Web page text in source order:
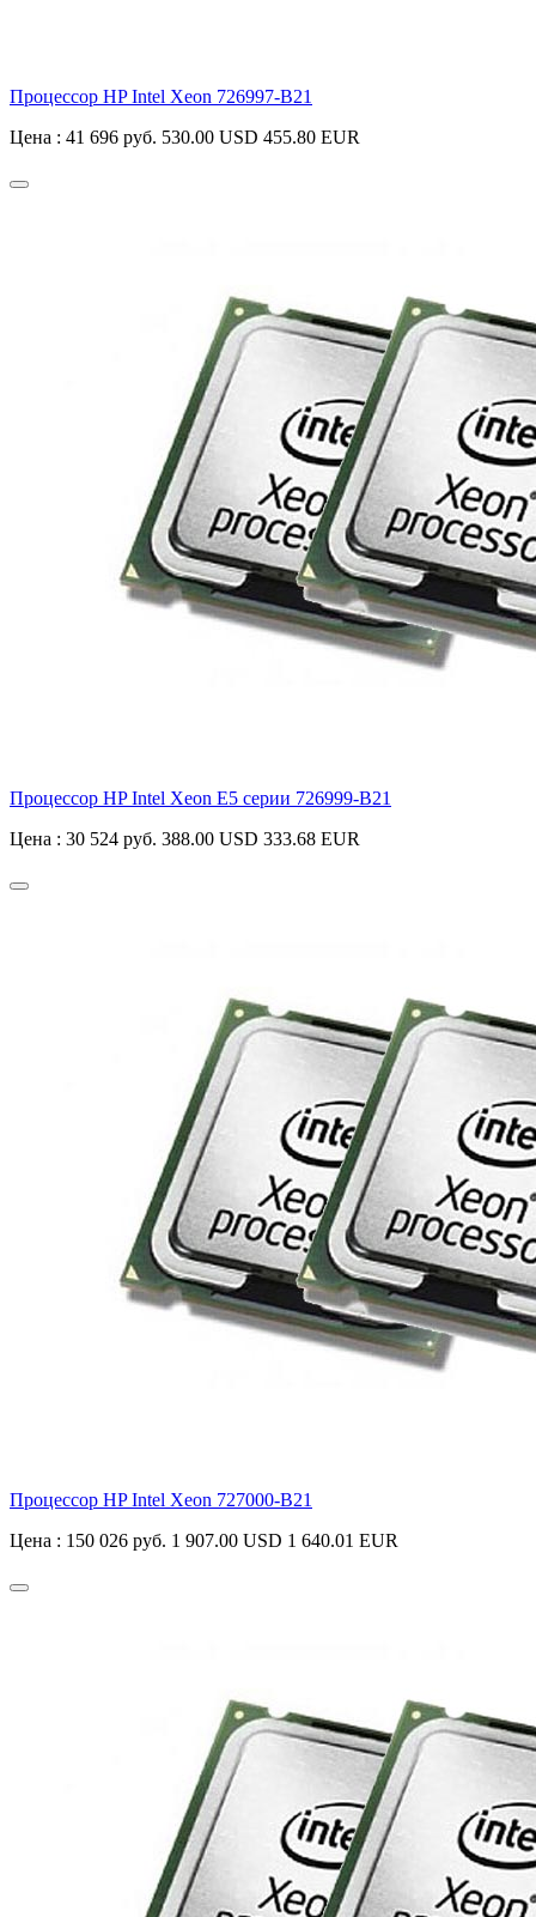
Процессор HP Intel Xeon 726997-B21
Цена : 41 696 руб. 530.00 USD 455.80 EUR
Процессор HP Intel Xeon E5 серии 726999-B21
Цена : 30 524 руб. 388.00 USD 333.68 EUR
Процессор HP Intel Xeon 727000-B21
Цена : 150 026 руб. 1 907.00 USD 1 640.01 EUR